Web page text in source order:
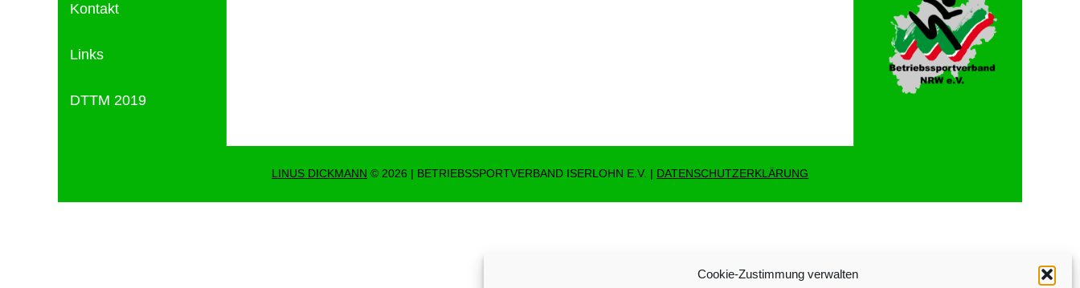
Cookie-Zustimmung verwalten
Kontakt
Links
DTTM 2019
LINUS DICKMANN © 2026 | BETRIEBSSPORTVERBAND ISERLOHN E.V. | DATENSCHUTZERKLÄRUNG